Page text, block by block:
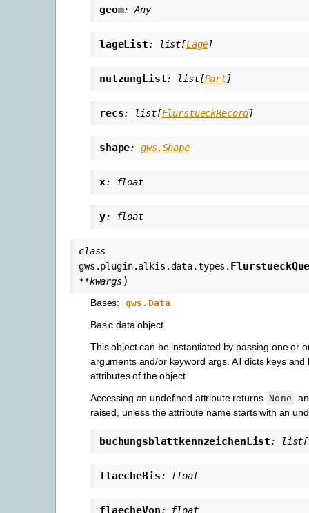
geom: Any
lageList: list[Lage]
nutzungList: list[Part]
recs: list[FlurstueckRecord]
shape: gws.Shape
x: float
y: float
class
gws.plugin.alkis.data.types.
**kwargs)
Bases: gws.Data
Basic data object.
This object can be instantiated by passing one or
arguments and/or keyword args. All dicts keys and
attributes of the object.
Accessing an undefined attribute returns None
raised, unless the attribute name starts with an
buchungsblattkennzeichenList: list[
flaecheBis: float
flaecheVon: float